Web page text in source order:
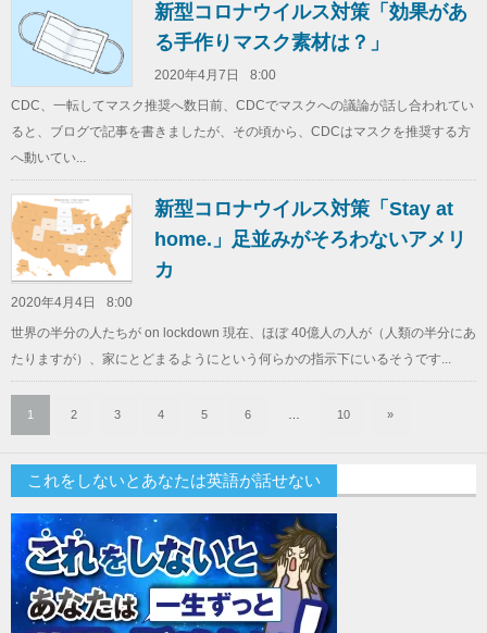
新型コロナウイルス対策「効果があ
る手作りマスク素材は？」
2020年4月7日
8:00
CDC、一転してマスク推奨へ数日前、CDCでマスクへの議論が話し合われてい
ると、ブログで記事を書きましたが、その頃から、CDCはマスクを推奨する方
へ動いてい...
新型コロナウイルス対策「Stay at
home.」足並みがそろわないアメリ
カ
2020年4月4日
8:00
世界の半分の人たちが on lockdown 現在、ほぼ 40億人の人が（人類の半分にあ
たりますが）、家にとどまるようにという何らかの指示下にいるそうです...
1 2 3 4 5 6 10 »
これをしないとあなたは英語が話せない